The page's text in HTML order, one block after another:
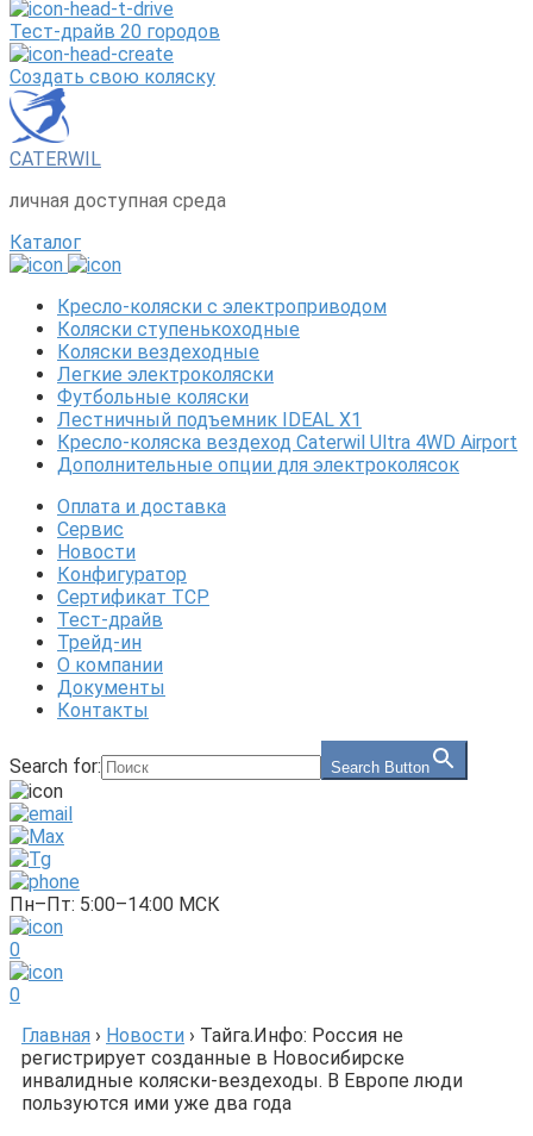
Тест-драйв 20 городов
Создать свою коляску
CATERWIL
личная доступная среда
Каталог
Кресло-коляски с электроприводом
Коляски ступенькоходные
Коляски вездеходные
Легкие электроколяски
Футбольные коляски
Лестничный подъемник IDEAL X1
Кресло-коляска вездеход Caterwil Ultra 4WD Airport
Дополнительные опции для электроколясок
Оплата и доставка
Сервис
Новости
Конфигуратор
Сертификат ТСР
Тест-драйв
Трейд-ин
О компании
Документы
Контакты
Search for: Search Button
Пн–Пт: 5:00–14:00 МСК
0
0
Главная › Новости › Тайга.Инфо: Россия не
регистрирует созданные в Новосибирске
инвалидные коляски-вездеходы. В Европе люди
пользуются ими уже два года